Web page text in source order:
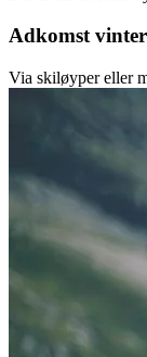
Adkomst vinter
Via skiløyper eller